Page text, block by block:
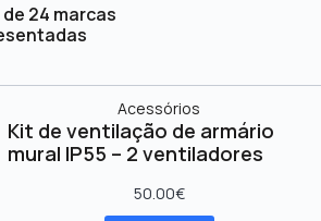
24 marcas
Acessórios
Kit de ventilação de armário
mural IP55 – 2 ventiladores
50.00€